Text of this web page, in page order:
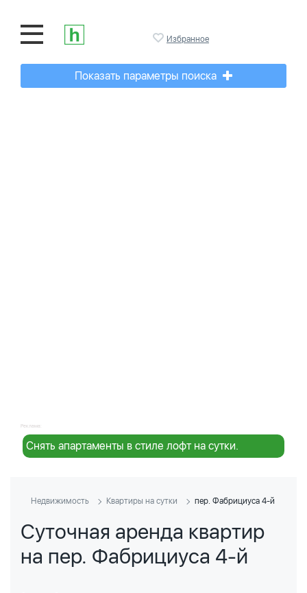
Избранное
Показать параметры поиска
Реклама:
Снять апартаменты в стиле лофт на сутки.
Недвижимость Квартиры на сутки пер. Фабрициуса 4-й
Суточная аренда квартир
на пер. Фабрициуса 4-й